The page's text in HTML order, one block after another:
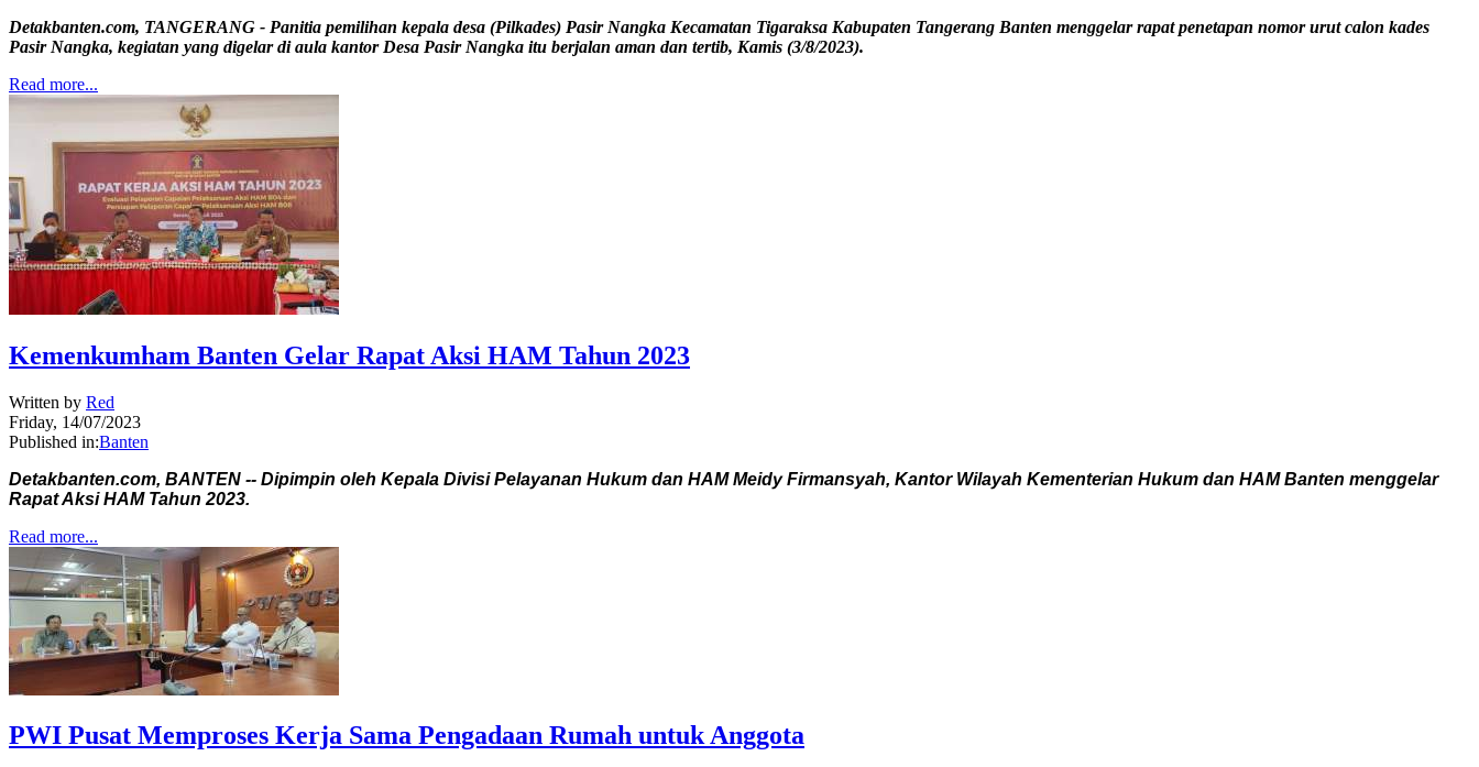
Detakbanten.com, TANGERANG - Panitia pemilihan kepala desa (Pilkades) Pasir Nangka Kecamatan Tigaraksa Kabupaten Tangerang Banten menggelar rapat penetapan nomor urut calon kades
Pasir Nangka, kegiatan yang digelar di aula kantor Desa Pasir Nangka itu berjalan aman dan tertib, Kamis (3/8/2023).
Read more...
Kemenkumham Banten Gelar Rapat Aksi HAM Tahun 2023
Written by Red
Friday, 14/07/2023
Published in:Banten
Detakbanten.com, BANTEN -- Dipimpin oleh Kepala Divisi Pelayanan Hukum dan HAM Meidy Firmansyah, Kantor Wilayah Kementerian Hukum dan HAM Banten menggelar
Rapat Aksi HAM Tahun 2023.
Read more...
PWI Pusat Memproses Kerja Sama Pengadaan Rumah untuk Anggota